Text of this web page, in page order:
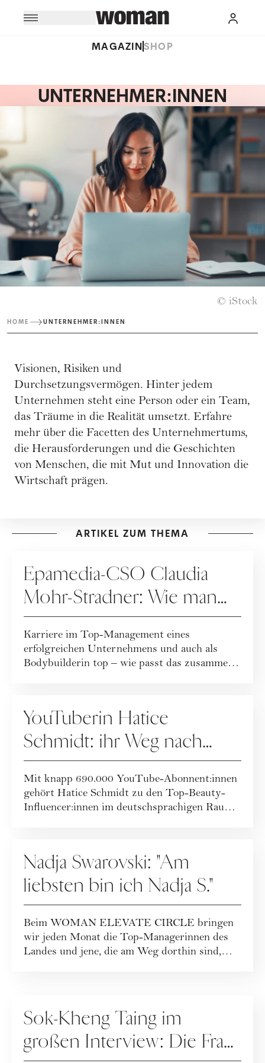
MAGAZINSHOP
UNTERNEHMER:INNEN
© iStock
HOME UNTERNEHMER:INNEN
Visionen, Risiken und
Durchsetzungsvermögen. Hinter jedem
Unternehmen steht eine Person oder ein Team,
das Träume in die Realität umsetzt. Erfahre
mehr über die Facetten des Unternehmertums,
die Herausforderungen und die Geschichten
von Menschen, die mit Mut und Innovation die
Wirtschaft prägen.
ARTIKEL ZUM THEMA
Epamedia-CSO Claudia
Mohr-Stradner: Wie man
Ziele wirklich erreicht
Karriere im Top-Management eines
erfolgreichen Unternehmens und auch als
Bodybuilderin top – wie passt das zusammen?
YouTuberin Hatice
Schmidt: ihr Weg nach
oben
Mit knapp 690.000 YouTube-Abonnent:innen
gehört Hatice Schmidt zu den Top-Beauty-
Influencer:innen im deutschsprachigen Raum.
Nadja Swarovski: "Am
liebsten bin ich Nadja S."
Beim WOMAN ELEVATE CIRCLE bringen
wir jeden Monat die Top-Managerinnen des
Landes und jene, die am Weg dorthin sind,
Sok-Kheng Taing im
großen Interview: Die Frau,